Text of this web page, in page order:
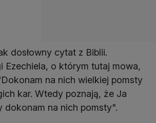
dosłowny cytat z Biblii.
Ezechiela, o którym tutaj mowa,
na nich wielkiej pomsty
kar. Wtedy poznają, że Ja
dokonam na nich pomsty".